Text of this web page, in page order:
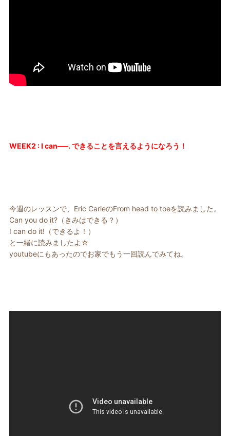
WEEK2 : I can—–. できることを言えるようになろう！
今週のレッスンで、Eric CarleのFrom head to toeを読みました。
Can you do it?（きみはできる？）
I can do it!（できるよ！）
と一緒に読みましたよ☆
youtubeにもあったのでお家でもう一回読んでみてね。